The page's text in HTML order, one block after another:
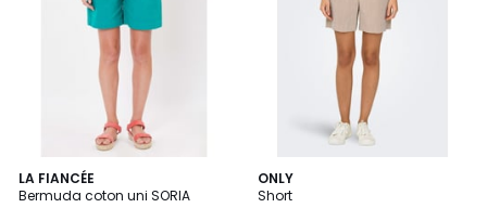
LA FIANCÉE
Bermuda coton uni SORIA
2
Couleurs
ONLY
Short